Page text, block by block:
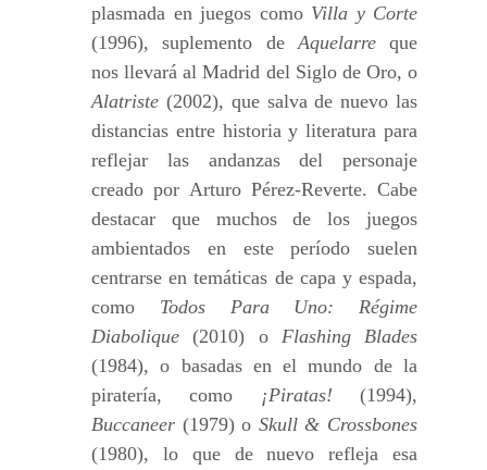
plasmada en juegos como Villa y Corte
(1996), suplemento de Aquelarreque
nos llevará al Madrid del Siglo de Oro, o
Alatriste (2002), que salva de nuevo las
distancias entre historia y literatura para
reflejar las andanzas del personaje
creado por Arturo Pérez-Reverte. Cabe
destacar que muchos de los juegos
ambientados en este período suelen
centrarse en temáticas de capa y espada,
como Todos Para Uno: Régime
Diabolique (2010) o Flashing Blades
(1984), o basadas en el mundo de la
piratería, como
¡Piratas! (1994),
Buccaneer (1979) o Skull & Crossbones
(1980), lo que de nuevo refleja esa